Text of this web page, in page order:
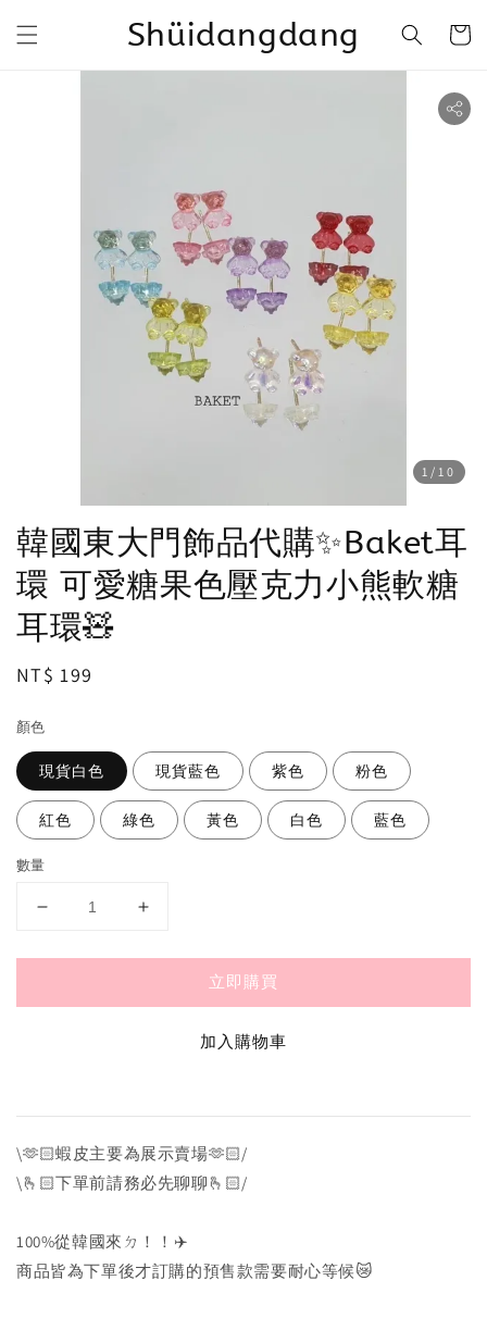
Shüidangdang
1 /10
韓國東大門飾品代購✨Baket耳
環 可愛糖果色壓克力小熊軟糖
耳環🧸
Regular
NT$ 199
顏色
現貨白色 現貨藍色 紫色 粉色
紅色 綠色 黃色 白色 藍色
數量
立即購買
加入購物車
\🫶🏻蝦皮主要為展示賣場🫶🏻/
\🫰🏻下單前請務必先聊聊🫰🏻/
100%從韓國來ㄉ！！✈️
商品皆為下單後才訂購的預售款需要耐心等候😿